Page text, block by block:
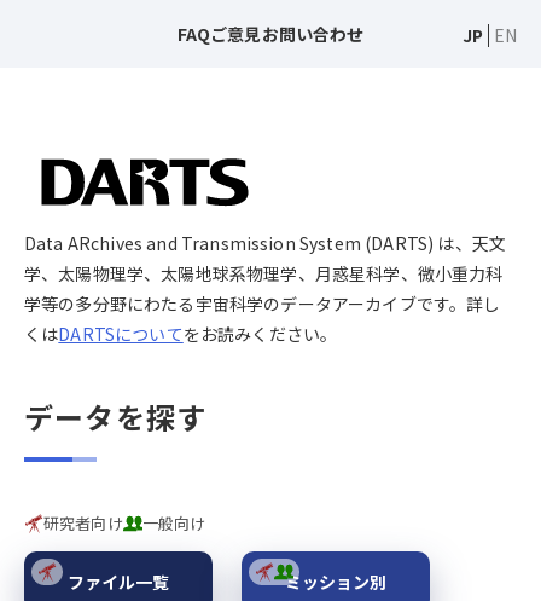
FAQご意見お問い合わせ JP EN
Data ARchives and Transmission System (DARTS) は、天文
学、太陽物理学、太陽地球系物理学、月惑星科学、微小重力科
学等の多分野にわたる宇宙科学のデータアーカイブです。詳し
くはDARTSについてをお読みください。
データを探す
研究者向け 一般向け
ファイル一覧 ミッション別